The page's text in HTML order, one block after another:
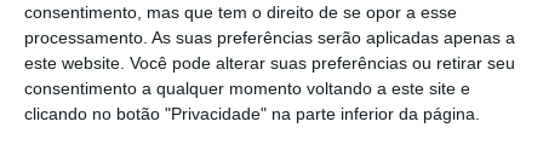
consentimento, mas que tem o direito de se opor a esse
processamento. As suas preferências serão aplicadas apenas a
este website. Você pode alterar suas preferências ou retirar seu
consentimento a qualquer momento voltando a este site e
clicando no botão "Privacidade" na parte inferior da página.
história.
Esta assinatura é uma forma de apoiar
o ECO e os seus jornalistas. A nossa